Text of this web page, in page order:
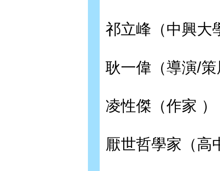
祁立峰（中興大
耿一偉（導演/
凌性傑（作家 ）
厭世哲學家（高